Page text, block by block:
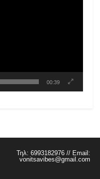
00:39
Τηλ: 6993182976 // Email:
vonitsavibes@gmail.com